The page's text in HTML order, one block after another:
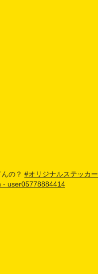
の？ #オリジナルステッカー
user05778884414